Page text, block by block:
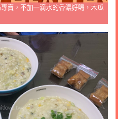
賣，不加一滴水的香濃好喝，木瓜